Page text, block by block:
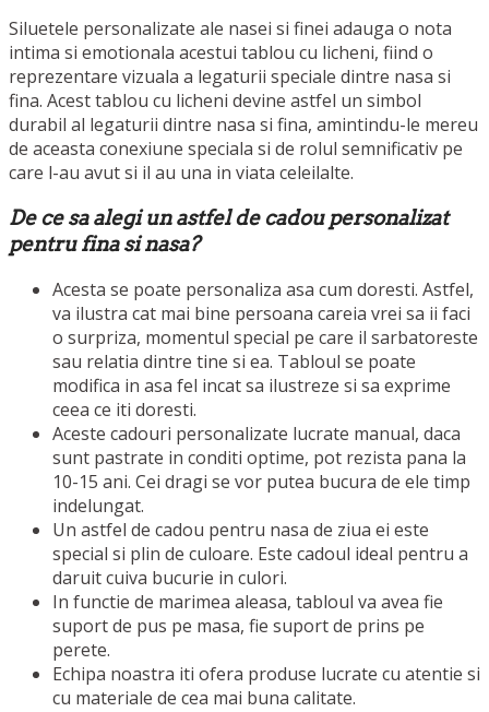
Siluetele personalizate ale nasei si finei adauga o nota
intima si emotionala acestui tablou cu licheni, fiind o
reprezentare vizuala a legaturii speciale dintre nasa si
fina. Acest tablou cu licheni devine astfel un simbol
durabil al legaturii dintre nasa si fina, amintindu-le mereu
de aceasta conexiune speciala si de rolul semnificativ pe
care l-au avut si il au una in viata celeilalte.
De ce sa alegi un astfel de cadou personalizat
pentru fina si nasa?
Acesta se poate personaliza asa cum doresti. Astfel,
va ilustra cat mai bine persoana careia vrei sa ii faci
o surpriza, momentul special pe care il sarbatoreste
sau relatia dintre tine si ea. Tabloul se poate
modifica in asa fel incat sa ilustreze si sa exprime
ceea ce iti doresti.
Aceste cadouri personalizate lucrate manual, daca
sunt pastrate in conditi optime, pot rezista pana la
10-15 ani. Cei dragi se vor putea bucura de ele timp
indelungat.
Un astfel de cadou pentru nasa de ziua ei este
special si plin de culoare. Este cadoul ideal pentru a
daruit cuiva bucurie in culori.
In functie de marimea aleasa, tabloul va avea fie
suport de pus pe masa, fie suport de prins pe
perete.
Echipa noastra iti ofera produse lucrate cu atentie si
cu materiale de cea mai buna calitate.